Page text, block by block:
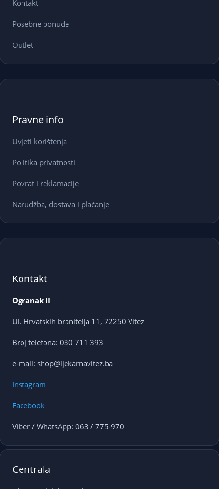
Kontakt
Posebne ponude
Outlet
Pravne info
Uvjeti korištenja
Politika privatnosti
Povrat i reklamacije
Narudžba, dostava i plaćanje
Kontakt
Ogranak II
Ul. Hrvatskih branitelja 11, 72250 Vitez
Broj telefona: 030 711 393
e-mail: shop@ljekarnavitez.ba
Instagram
Facebook
Viber / WhatsApp: 063 / 775-970
Centrala